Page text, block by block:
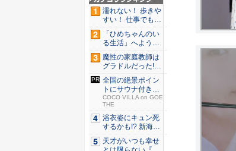
濡れない！ 歩きや
すい！ 仕事でも履
ける...
「ひめちゃんのい
る生活」へようこ
そ！ 「...
魔性の家庭教師は
グラドルだった!?
村雨...
全国の絶景ポイン
トにサウナ付きの
シェア別...
COCO VILLA on GOE
THE
浴衣姿にキュン死
するかも!? 新海ま
きが...
天才がいつも幸せ